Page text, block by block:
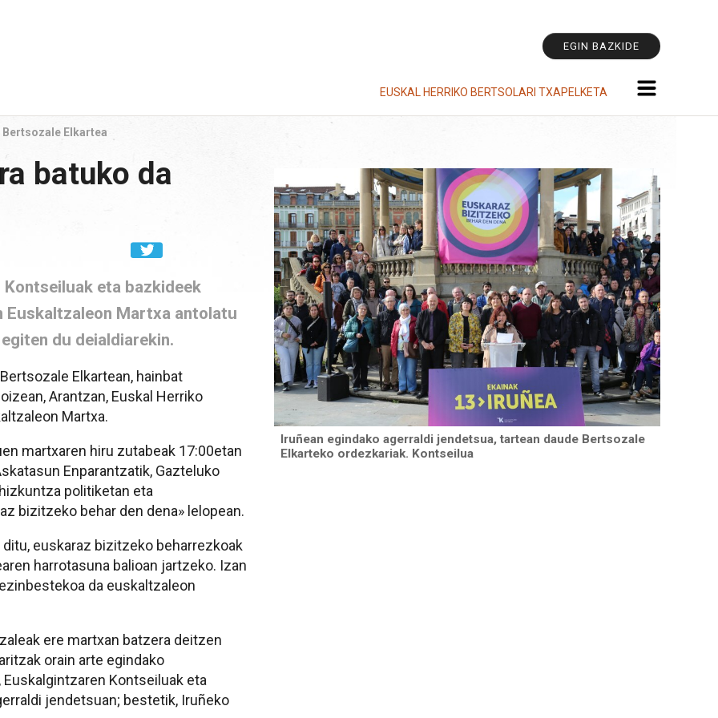
EGIN BAZKIDE
EUSKAL HERRIKO BERTSOLARI TXAPELKETA
Elkartea
batuko da
eta bazkideek
Euskaltzaleon Martxa antolatu
du deialdiarekin.
Elkartean, hainbat
Arantzan, Euskal Herriko
Martxa.
martxaren hiru zutabeak 17:00etan
Enparantzatik, Gazteluko
politiketan eta
bizitzeko behar den dena» lelopean.
euskaraz bizitzeko beharrezkoak
harrotasuna balioan jartzeko. Izan
da euskaltzaleon
ere martxan batzera deitzen
orain arte egindako
Euskalgintzaren Kontseiluak eta
jendetsuan; bestetik, Iruñeko
Iruñean egindako agerraldi jendetsua, tartean daude Bertsozale
Elkarteko ordezkariak. Kontseilua